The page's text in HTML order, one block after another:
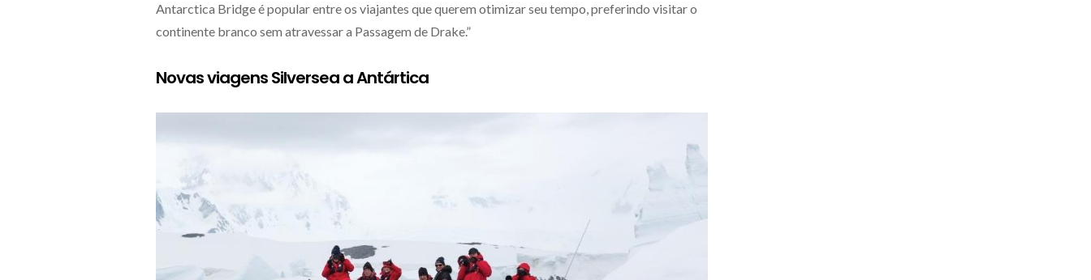
Antarctica Bridge é popular entre os viajantes que querem otimizar seu tempo, preferindo visitar o
continente branco sem atravessar a Passagem de Drake.”
Novas viagens Silversea a Antártica